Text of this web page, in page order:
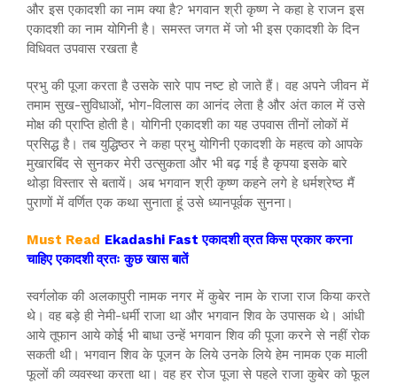
और इस एकादशी का नाम क्या है? भगवान श्री कृष्ण ने कहा हे राजन इस
एकादशी का नाम योगिनी है। समस्त जगत में जो भी इस एकादशी के दिन
विधिवत उपवास रखता है
प्रभु की पूजा करता है उसके सारे पाप नष्ट हो जाते हैं। वह अपने जीवन में
तमाम सुख-सुविधाओं, भोग-विलास का आनंद लेता है और अंत काल में उसे
मोक्ष की प्राप्ति होती है। योगिनी एकादशी का यह उपवास तीनों लोकों में
प्रसिद्ध है। तब युद्धिष्ठर ने कहा प्रभु योगिनी एकादशी के महत्व को आपके
मुखारबिंद से सुनकर मेरी उत्सुकता और भी बढ़ गई है कृपया इसके बारे
थोड़ा विस्तार से बतायें। अब भगवान श्री कृष्ण कहने लगे हे धर्मश्रेष्ठ मैं
पुराणों में वर्णित एक कथा सुनाता हूं उसे ध्यानपूर्वक सुनना।
Must Read Ekadashi Fast एकादशी व्रत किस प्रकार करना
चाहिए एकादशी व्रतः कुछ खास बातें
स्वर्गलोक की अलकापुरी नामक नगर में कुबेर नाम के राजा राज किया करते
थे। वह बड़े ही नेमी-धर्मी राजा था और भगवान शिव के उपासक थे। आंधी
आये तूफान आये कोई भी बाधा उन्हें भगवान शिव की पूजा करने से नहीं रोक
सकती थी। भगवान शिव के पूजन के लिये उनके लिये हेम नामक एक माली
फूलों की व्यवस्था करता था। वह हर रोज पूजा से पहले राजा कुबेर को फूल